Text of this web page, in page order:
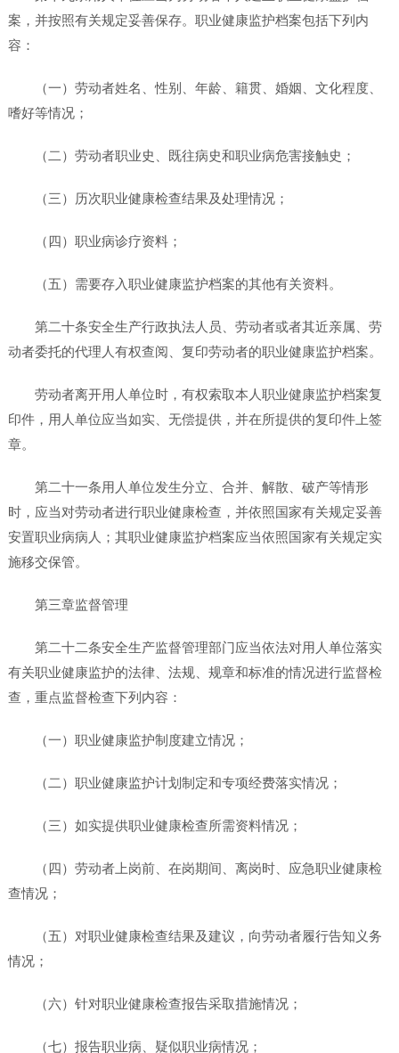
案，并按照有关规定妥善保存。职业健康监护档案包括下列内
容：
（一）劳动者姓名、性别、年龄、籍贯、婚姻、文化程度、
嗜好等情况；
（二）劳动者职业史、既往病史和职业病危害接触史；
（三）历次职业健康检查结果及处理情况；
（四）职业病诊疗资料；
（五）需要存入职业健康监护档案的其他有关资料。
第二十条安全生产行政执法人员、劳动者或者其近亲属、劳
动者委托的代理人有权查阅、复印劳动者的职业健康监护档案。
劳动者离开用人单位时，有权索取本人职业健康监护档案复
印件，用人单位应当如实、无偿提供，并在所提供的复印件上签
章。
第二十一条用人单位发生分立、合并、解散、破产等情形
时，应当对劳动者进行职业健康检查，并依照国家有关规定妥善
安置职业病病人；其职业健康监护档案应当依照国家有关规定实
施移交保管。
第三章监督管理
第二十二条安全生产监督管理部门应当依法对用人单位落实
有关职业健康监护的法律、法规、规章和标准的情况进行监督检
查，重点监督检查下列内容：
（一）职业健康监护制度建立情况；
（二）职业健康监护计划制定和专项经费落实情况；
（三）如实提供职业健康检查所需资料情况；
（四）劳动者上岗前、在岗期间、离岗时、应急职业健康检
查情况；
（五）对职业健康检查结果及建议，向劳动者履行告知义务
情况；
（六）针对职业健康检查报告采取措施情况；
（七）报告职业病、疑似职业病情况；